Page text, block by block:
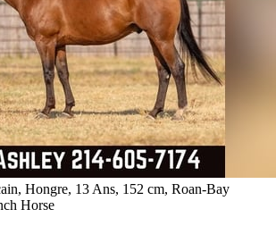
Hongre, 13 Ans, 152 cm, Roan-Bay
Horse